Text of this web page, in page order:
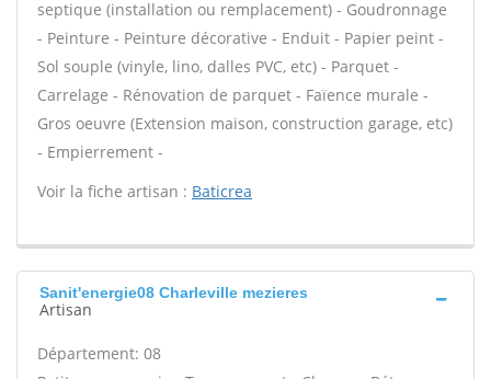
septique (installation ou remplacement) - Goudronnage
- Peinture - Peinture décorative - Enduit - Papier peint -
Sol souple (vinyle, lino, dalles PVC, etc) - Parquet -
Carrelage - Rénovation de parquet - Faïence murale -
Gros oeuvre (Extension maison, construction garage, etc)
- Empierrement -
Voir la fiche artisan : Baticrea
Sanit'energie08 Charleville mezieres
Artisan
Département: 08